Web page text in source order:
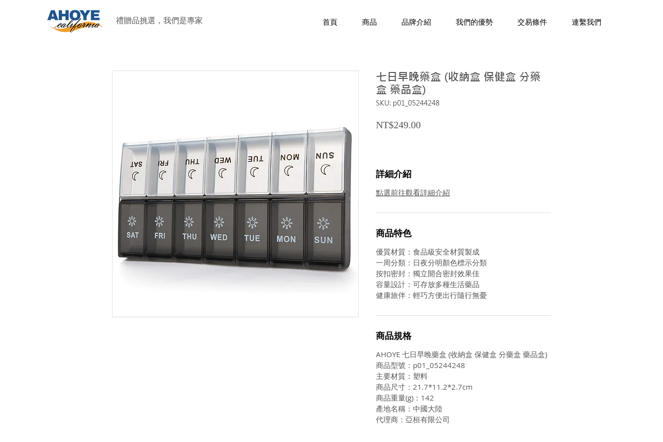
禮贈品挑選，我們是專家 首頁 商品 品牌介紹 我們的優勢 交易條件 連繫我們
七日早晚藥盒 (收納盒 保健盒 分藥
盒 藥品盒)
SKU: p01_05244248
NT$249.00Price
詳細介紹
點選前往觀看詳細介紹
商品特色
優質材質：食品級安全材質製成
一周分類：日夜分明顏色標示分類
按扣密封：獨立開合密封效果佳
容量設計：可存放多種生活藥品
健康旅伴：輕巧方便出行隨行無憂
商品規格
AHOYE 七日早晚藥盒 (收納盒 保健盒 分藥盒 藥品盒)
商品型號：p01_05244248
主要材質：塑料
商品尺寸：21.7*11.2*2.7cm
商品重量(g)：142
產地名稱：中國大陸
代理商：亞桓有限公司